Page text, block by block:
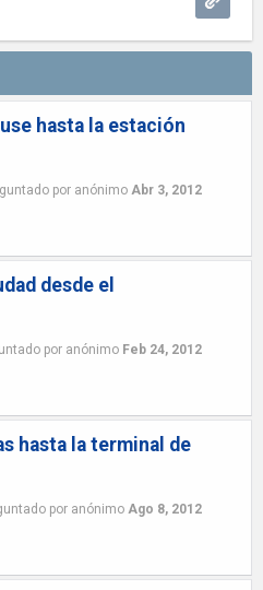
hasta la estación
por anónimo Abr 3, 2012
desde el
por anónimo Feb 24, 2012
hasta la terminal de
por anónimo Ago 8, 2012